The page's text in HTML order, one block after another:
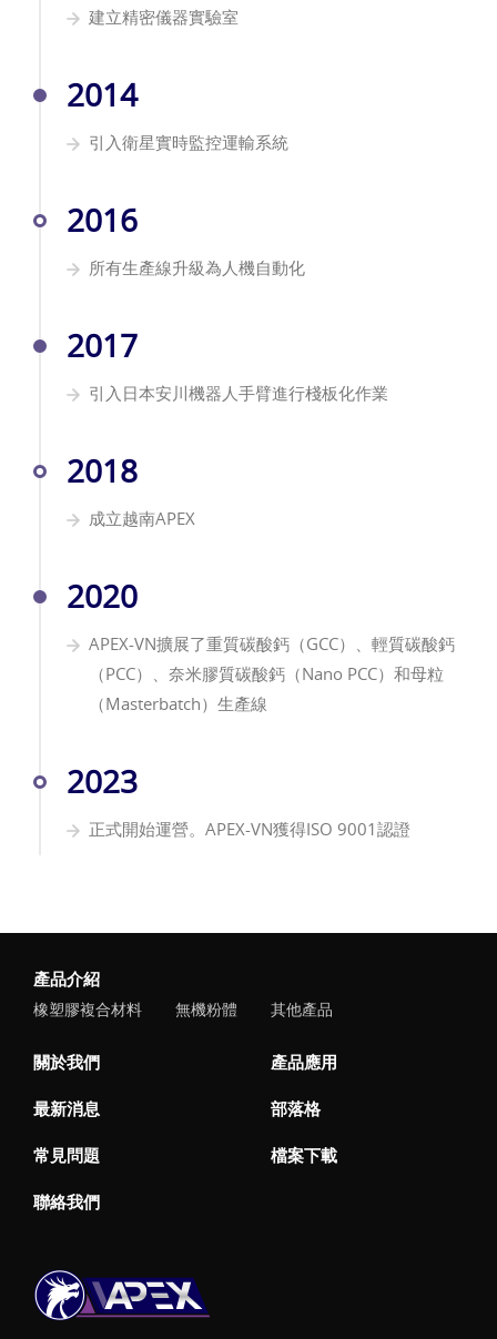
建立精密儀器實驗室
2014
引入衛星實時監控運輸系統
2016
所有生產線升級為人機自動化
2017
引入日本安川機器人手臂進行棧板化作業
2018
成立越南APEX
2020
APEX-VN擴展了重質碳酸鈣（GCC）、輕質碳酸鈣
（PCC）、奈米膠質碳酸鈣（Nano PCC）和母粒
（Masterbatch）生產線
2023
正式開始運營。APEX-VN獲得ISO 9001認證
產品介紹
橡塑膠複合材料 無機粉體 其他產品
關於我們 產品應用
最新消息 部落格
常見問題 檔案下載
聯絡我們